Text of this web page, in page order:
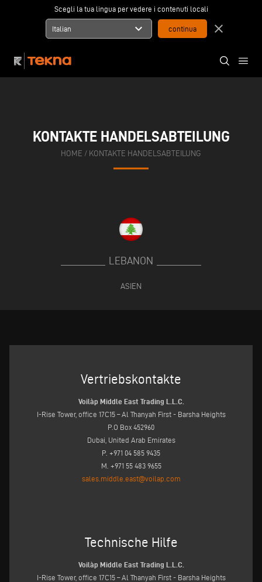
Scegli la tua lingua per vedere i contenuti locali
Italian expand_more close
KONTAKTE HANDELSABTEILUNG
HOME / KONTAKTE HANDELSABTEILUNG
LEBANON
ASIEN
Vertriebskontakte
Voilàp Middle East Trading L.L.C.
I-Rise Tower, office 17C15 – Al Thanyah First - Barsha Heights
P.O Box 452960
Dubai, United Arab Emirates
P. +971 04 585 9435
M. +971 55 483 9655
sales.middle.east@voilap.com
Technische Hilfe
Voilàp Middle East Trading L.L.C.
I-Rise Tower, office 17C15 – Al Thanyah First - Barsha Heights